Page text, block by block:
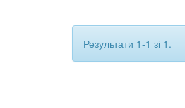
Результати 1-1 зі 1.